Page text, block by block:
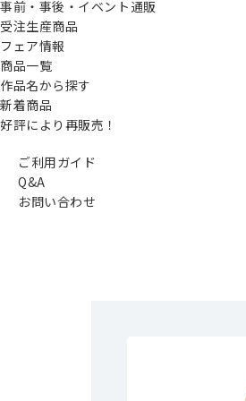
事前・事後・イベント通販
受注生産商品
フェア情報
商品一覧
作品名から探す
新着商品
好評により再販売！
ご利用ガイド
Q&A
お問い合わせ